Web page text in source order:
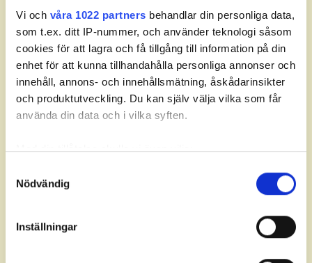
Vi och våra 1022 partners behandlar din personliga data,
som t.ex. ditt IP-nummer, och använder teknologi såsom
cookies för att lagra och få tillgång till information på din
enhet för att kunna tillhandahålla personliga annonser och
innehåll, annons- och innehållsmätning, åskådarinsikter
och produktutveckling. Du kan själv välja vilka som får
använda din data och i vilka syften.
Med din tillåtelse skulle vi även vilja:
kan ha en noggrannhet på upp till flera meter
Ta reda på mer om hur dina personliga uppgifter
Nödvändig
Inställningar
Om JSM Match.
matchspel spelas årligen som en av
den högsta av tourens fyra nivåer. Tävlingen
är ett av två individuella juniormästerskap i
golf och spelas i två klasser (flickor och pojkar)